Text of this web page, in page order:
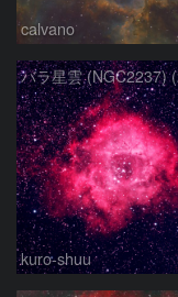
calvano
kuro-shuu